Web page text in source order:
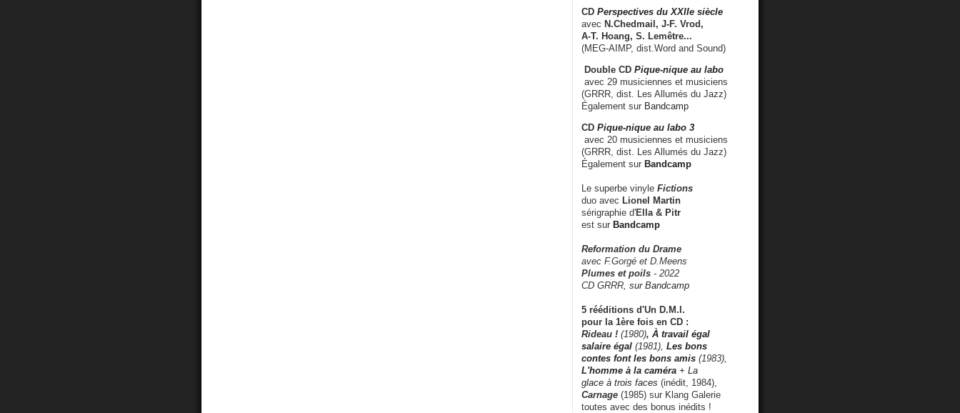
CD Perspectives du XXIIe siècle
avec N.Chedmail, J-F. Vrod,
A-T. Hoang, S. Lemêtre...
(MEG-AIMP, dist.Word and Sound)
Double CD Pique-nique au labo
avec 29 musiciennes et musiciens
(GRRR, dist. Les Allumés du Jazz)
Également sur Bandcamp
CD Pique-nique au labo 3
avec 20 musiciennes et musiciens
(GRRR, dist. Les Allumés du Jazz)
Également sur Bandcamp
Le superbe vinyle Fictions
duo avec Lionel Martin
sérigraphie d'Ella & Pitr
est sur Bandcamp
Reformation du Drame
avec F.Gorgé et D.Meens
Plumes et poils - 2022
CD GRRR, sur Bandcamp
5 rééditions d'Un D.M.I.
pour la 1ère fois en CD :
Rideau ! (1980), À travail égal
salaire égal (1981), Les bons
contes font les bons amis (1983),
L'homme à la caméra + La
glace à trois faces (inédit, 1984),
Carnage (1985) sur Klang Galerie
toutes avec des bonus inédits !